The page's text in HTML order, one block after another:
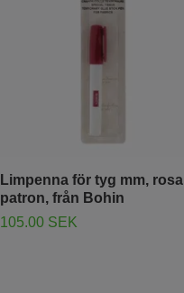
Limpenna för tyg mm, rosa
patron, från Bohin
105.00 SEK